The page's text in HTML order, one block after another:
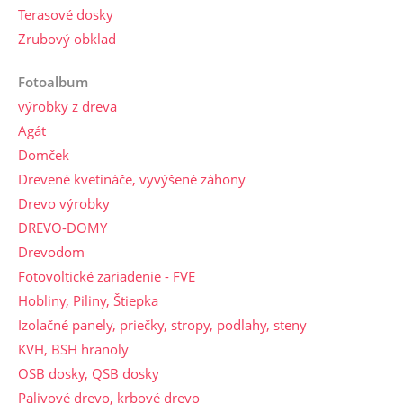
Terasové dosky
Zrubový obklad
Fotoalbum
výrobky z dreva
Agát
Domček
Drevené kvetináče, vyvýšené záhony
Drevo výrobky
DREVO-DOMY
Drevodom
Fotovoltické zariadenie - FVE
Hobliny, Piliny, Štiepka
Izolačné panely, priečky, stropy, podlahy, steny
KVH, BSH hranoly
OSB dosky, QSB dosky
Palivové drevo, krbové drevo